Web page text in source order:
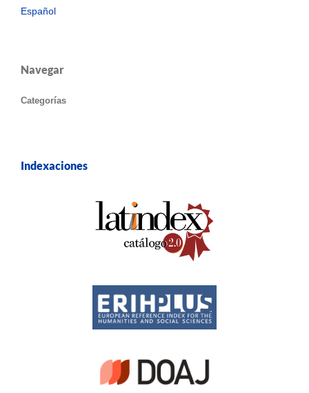
Español
Navegar
Categorías
Indexaciones